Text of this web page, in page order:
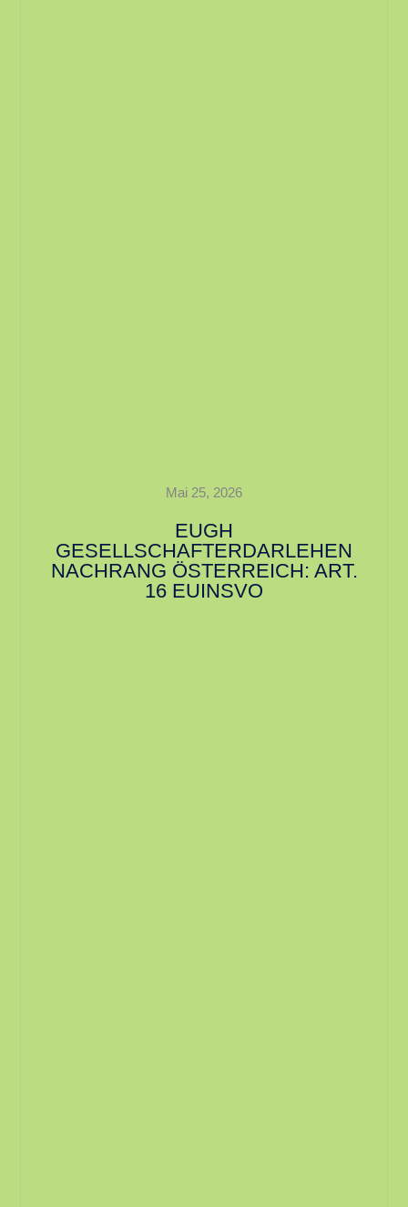
Mai 25, 2026
EUGH
GESELLSCHAFTERDARLEHEN
NACHRANG ÖSTERREICH: ART.
16 EUINSVO